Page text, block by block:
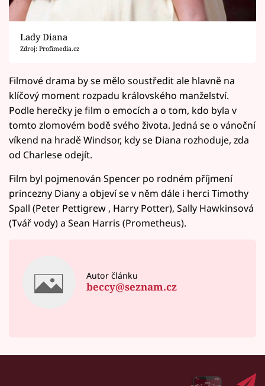
Lady Diana
Zdroj: Profimedia.cz
Filmové drama by se mělo soustředit ale hlavně na
klíčový moment rozpadu královského manželství.
Podle herečky je film o emocích a o tom, kdo byla v
tomto zlomovém bodě svého života. Jedná se o vánoční
víkend na hradě Windsor, kdy se Diana rozhoduje, zda
od Charlese odejít.
Film byl pojmenován Spencer po rodném příjmení
princezny Diany a objeví se v něm dále i herci Timothy
Spall (Peter Pettigrew , Harry Potter), Sally Hawkinsová
(Tvář vody) a Sean Harris (Prometheus).
Autor článku
beccy@seznam.cz